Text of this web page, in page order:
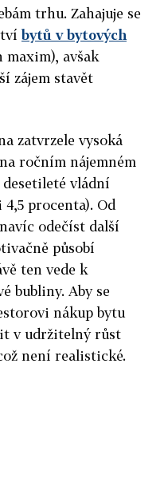
trhu. Zahajuje se
bytů v bytových
avšak
zájem stavět
zatvrzele vysoká
ročním nájemném
vládní
procenta). Od
odečíst další
působí
ten vede k
bubliny. Aby se
nákup bytu
v udržitelný růst
není realistické.